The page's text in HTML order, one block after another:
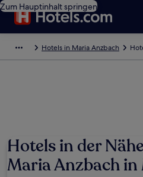
Zum Hauptinhalt springen
Hotels in Maria Anzbach
Hotels in der
Maria Anzbach